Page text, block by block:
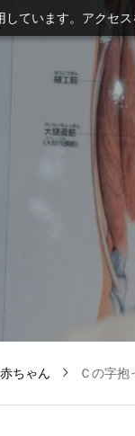
ています。アクセ
ちゃん Ｃの字抱